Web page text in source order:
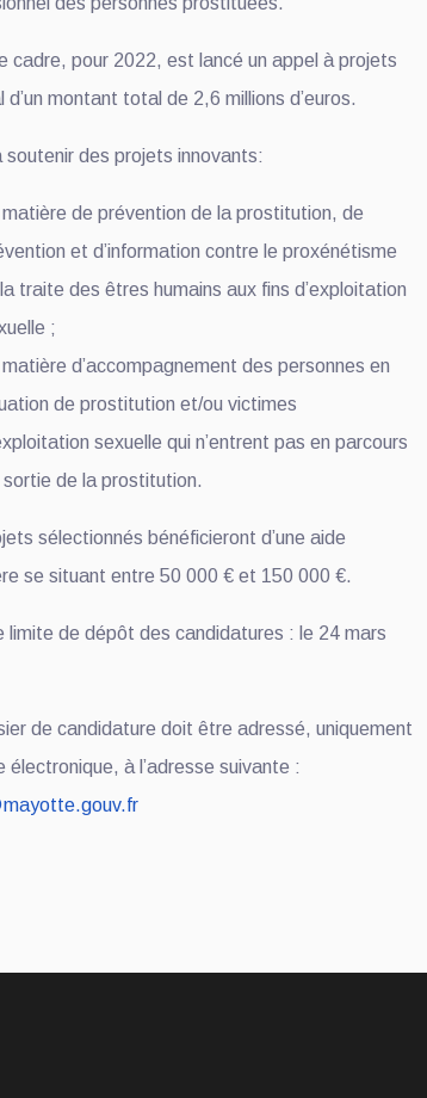
cadre, pour 2022, est lancé un appel à projets
d’un montant total de 2,6 millions d’euros.
soutenir des projets innovants:
matière de prévention de la prostitution, de
et d’information contre le proxénétisme
traite des êtres humains aux fins d’exploitation
;
matière d’accompagnement des personnes en
de prostitution et/ou victimes
sexuelle qui n’entrent pas en parcours
sortie de la prostitution.
sélectionnés bénéficieront d’une aide
se situant entre 50 000 € et 150 000 €.
limite de dépôt des candidatures : le 24 mars
de candidature doit être adressé, uniquement
électronique, à l’adresse suivante :